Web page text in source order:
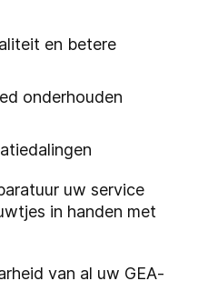
en betere
onderhouden
uw service
in handen met
van al uw GEA-